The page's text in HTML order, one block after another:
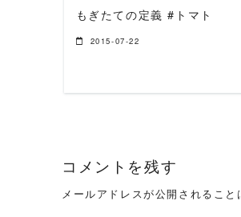
もぎたての定義 #トマト
2015-07-22
コメントを残す
メールアドレスが公開されること